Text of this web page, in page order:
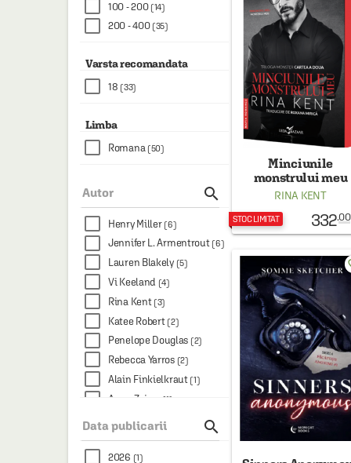
100 - 200 (14)
200 - 400 (35)
Varsta recomandata
18 (33)
Limba
Romana (50)
Autor 
Henry Miller (6)
Jennifer L. Armentrout (6)
Lauren Blakely (5)
Vi Keeland (4)
Rina Kent (3)
Katee Robert (2)
Penelope Douglas (2)
Rebecca Yarros (2)
Alain Finkielkraut (1)
Anna Zaires (1)
Carola Lovering
Claudia Tan
Data publicarii 
2026 (1)
Minciunile
monstrului meu
(Sprayed Edges)
RINA KENT
STOC LIMITAT 332.00